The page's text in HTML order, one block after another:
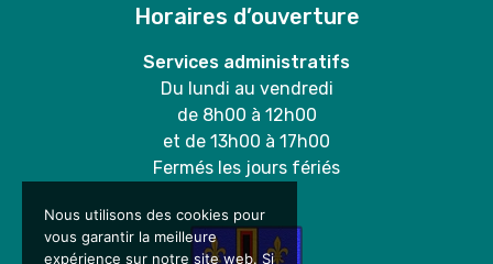
Horaires d’ouverture
Services administratifs
Du lundi au vendredi
de 8h00 à 12h00
et de 13h00 à 17h00
Fermés les jours fériés
Nous utilisons des cookies pour
vous garantir la meilleure
expérience sur notre site web. Si